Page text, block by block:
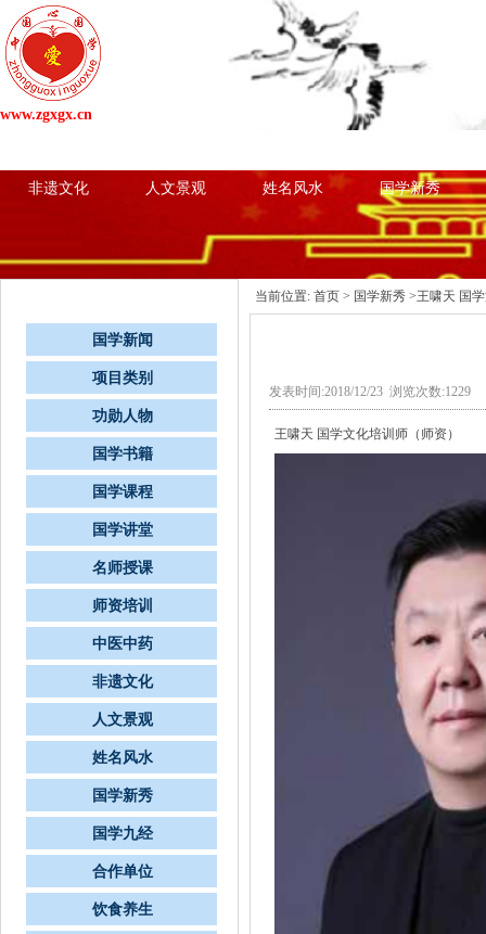
非遗文化 人文景观 姓名风水 国学新秀
www.zgxgx.cn
国学新闻
项目类别
功勋人物
国学书籍
国学课程
国学讲堂
名师授课
师资培训
中医中药
非遗文化
人文景观
姓名风水
国学新秀
国学九经
合作单位
饮食养生
当前位置: 首页 > 国学新秀 >王啸天 国
发表时间:2018/12/23 浏览次数:1229
王啸天 国学文化培训师（师资）